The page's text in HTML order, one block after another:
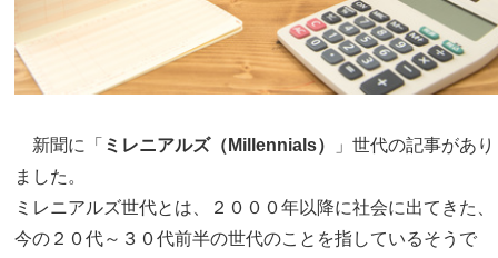
新聞に「 ミレニアルズ（Millennials）
」世代の記事があり
ました。
ミレニアルズ世代とは、２０００年以降に社会に出てきた、
今の２０代～３０代前半の世代のことを指しているそうで